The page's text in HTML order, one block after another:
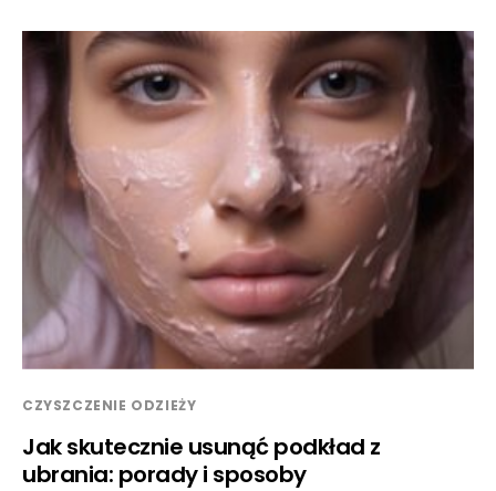
CZYSZCZENIE ODZIEŻY
Jak skutecznie usunąć podkład z
ubrania: porady i sposoby